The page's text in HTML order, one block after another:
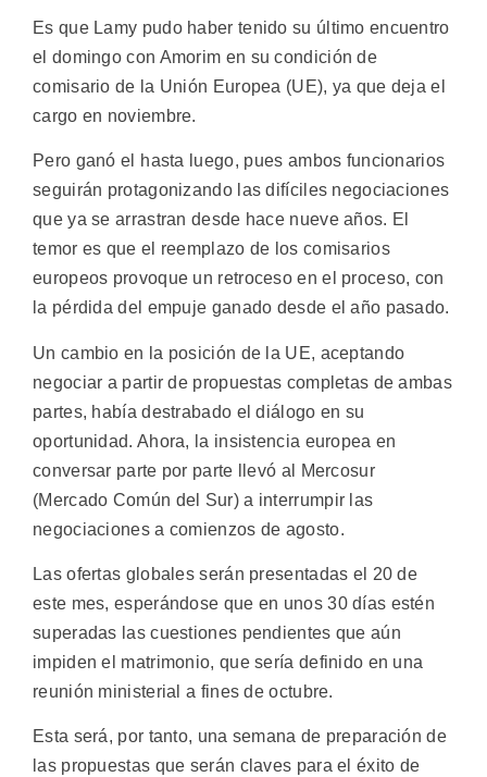
Es que Lamy pudo haber tenido su último encuentro
el domingo con Amorim en su condición de
comisario de la Unión Europea (UE), ya que deja el
cargo en noviembre.
Pero ganó el hasta luego, pues ambos funcionarios
seguirán protagonizando las difíciles negociaciones
que ya se arrastran desde hace nueve años. El
temor es que el reemplazo de los comisarios
europeos provoque un retroceso en el proceso, con
la pérdida del empuje ganado desde el año pasado.
Un cambio en la posición de la UE, aceptando
negociar a partir de propuestas completas de ambas
partes, había destrabado el diálogo en su
oportunidad. Ahora, la insistencia europea en
conversar parte por parte llevó al Mercosur
(Mercado Común del Sur) a interrumpir las
negociaciones a comienzos de agosto.
Las ofertas globales serán presentadas el 20 de
este mes, esperándose que en unos 30 días estén
superadas las cuestiones pendientes que aún
impiden el matrimonio, que sería definido en una
reunión ministerial a fines de octubre.
Esta será, por tanto, una semana de preparación de
las propuestas que serán claves para el éxito de